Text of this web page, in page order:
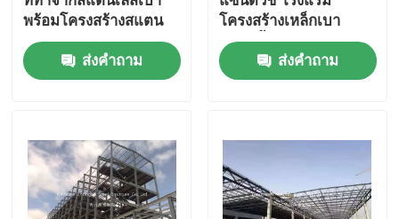
พร้อมโครงสร้างสแตน
เลสเบา ให้บริการแก้
ไขสํานักงานโรงแรม
ส่งคำถาม
โครงสร้างเหล็กเบา
หลายชั้น
ส่งคำถาม